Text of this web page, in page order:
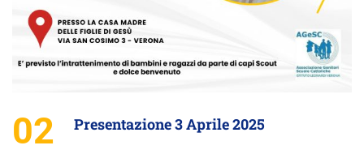
02 Presentazione 3 Aprile 2025